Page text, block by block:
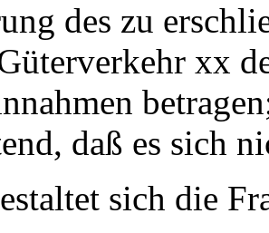
des zu
xx
daß es sich
sich die